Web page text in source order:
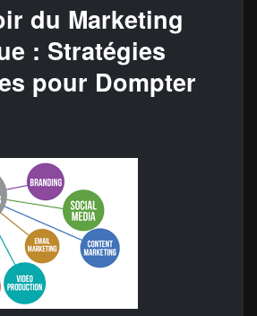
du Marketing
: Stratégies
pour Dompter